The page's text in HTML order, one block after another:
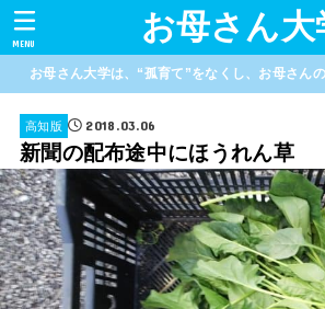
お母さん大
MENU
お母さん大学は、“孤育て”をなくし、お母さん
高知版 2018.03.06
新聞の配布途中にほうれん草